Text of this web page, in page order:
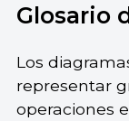
Glosario
Los
representar
operaciones